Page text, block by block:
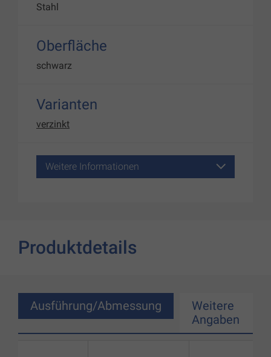
Stahl
Oberfläche
schwarz
Varianten
verzinkt
Weitere Informationen
Produktdetails
Ausführung/Abmessung
Weitere
Angaben